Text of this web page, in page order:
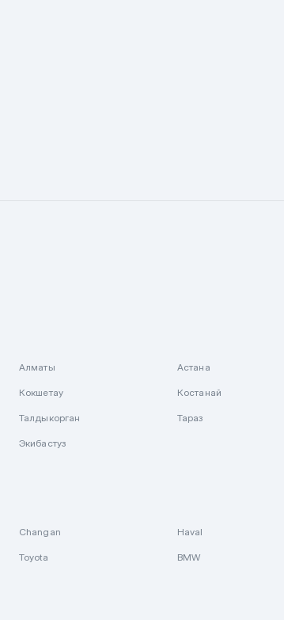
Алматы Астана
Кокшетау Костанай
Талдыкорган Тараз
Экибастуз
Changan Haval
Toyota BMW